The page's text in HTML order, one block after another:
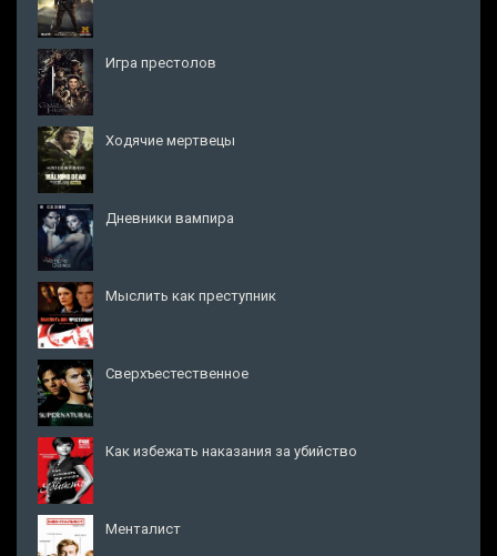
Игра престолов
Ходячие мертвецы
Дневники вампира
Мыслить как преступник
Сверхъестественное
Как избежать наказания за убийство
Менталист